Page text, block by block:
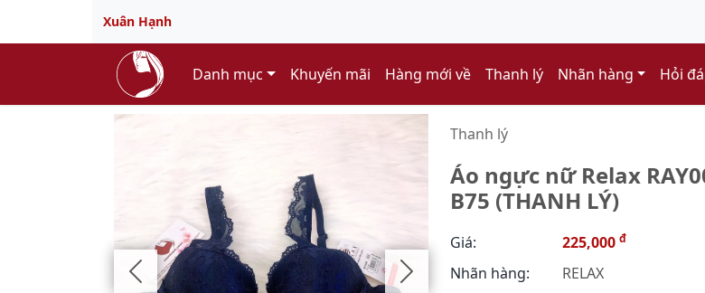
Xuân Hạnh
Danh mục Khuyến mãi Hàng mới về Thanh lý Nhãn hàng Hỏi
Thanh lý
Áo ngực nữ Relax
B75 (THANH LÝ)
Giá: 225,000 đ
Nhãn hàng:
RELAX